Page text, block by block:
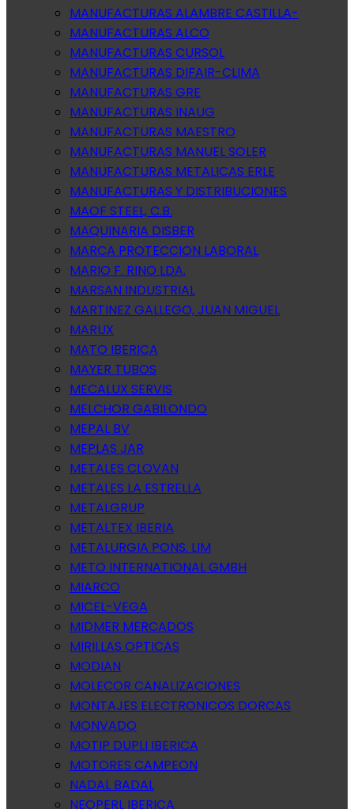
MANUFACTURAS ALAMBRE CASTILLA-
MANUFACTURAS ALCO
MANUFACTURAS CURSOL
MANUFACTURAS DIFAIR-CLIMA
MANUFACTURAS GRE
MANUFACTURAS INAUG
MANUFACTURAS MAESTRO
MANUFACTURAS MANUEL SOLER
MANUFACTURAS METALICAS ERLE
MANUFACTURAS Y DISTRIBUCIONES
MAOF STEEL, C.B.
MAQUINARIA DISBER
MARCA PROTECCION LABORAL
MARIO F. RINO LDA.
MARSAN INDUSTRIAL
MARTINEZ GALLEGO, JUAN MIGUEL
MARUX
MATO IBERICA
MAYER TUBOS
MECALUX SERVIS
MELCHOR GABILONDO
MEPAL BV
MEPLAS JAR
METALES CLOVAN
METALES LA ESTRELLA
METALGRUP
METALTEX IBERIA
METALURGIA PONS. LIM
METO INTERNATIONAL GMBH
MIARCO
MICEL-VEGA
MIDMER MERCADOS
MIRILLAS OPTICAS
MODIAN
MOLECOR CANALIZACIONES
MONTAJES ELECTRONICOS DORCAS
MONVADO
MOTIP DUPLI IBERICA
MOTORES CAMPEON
NADAL BADAL
NEOPERL IBERICA